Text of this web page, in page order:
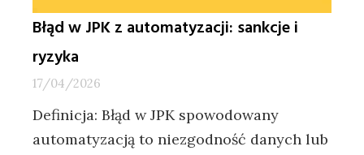
Błąd w JPK z automatyzacji: sankcje i
ryzyka
17/04/2026
Definicja: Błąd w JPK spowodowany
automatyzacją to niezgodność danych lub